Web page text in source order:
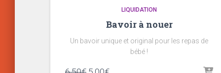
LIQUIDATION
Bavoir à nouer
Un bavoir unique et original pour les repas de
bébé !